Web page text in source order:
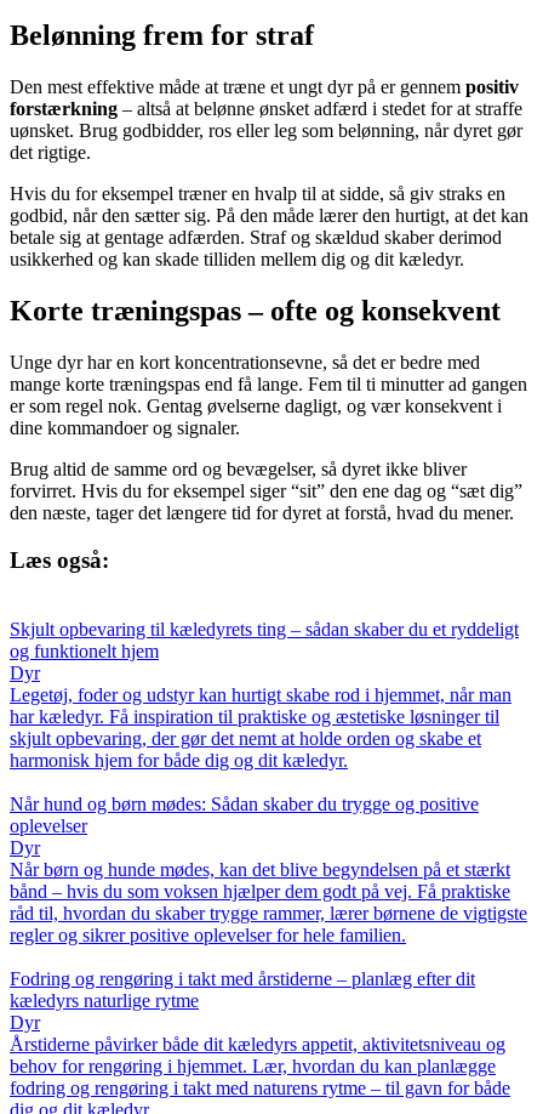
Belønning frem for straf
Den mest effektive måde at træne et ungt dyr på er gennem positiv
forstærkning – altså at belønne ønsket adfærd i stedet for at straffe
uønsket. Brug godbidder, ros eller leg som belønning, når dyret gør
det rigtige.
Hvis du for eksempel træner en hvalp til at sidde, så giv straks en
godbid, når den sætter sig. På den måde lærer den hurtigt, at det kan
betale sig at gentage adfærden. Straf og skældud skaber derimod
usikkerhed og kan skade tilliden mellem dig og dit kæledyr.
Korte træningspas – ofte og konsekvent
Unge dyr har en kort koncentrationsevne, så det er bedre med
mange korte træningspas end få lange. Fem til ti minutter ad gangen
er som regel nok. Gentag øvelserne dagligt, og vær konsekvent i
dine kommandoer og signaler.
Brug altid de samme ord og bevægelser, så dyret ikke bliver
forvirret. Hvis du for eksempel siger “sit” den ene dag og “sæt dig”
den næste, tager det længere tid for dyret at forstå, hvad du mener.
Læs også:
Skjult opbevaring til kæledyrets ting – sådan skaber du et ryddeligt
og funktionelt hjem
Dyr
Legetøj, foder og udstyr kan hurtigt skabe rod i hjemmet, når man
har kæledyr. Få inspiration til praktiske og æstetiske løsninger til
skjult opbevaring, der gør det nemt at holde orden og skabe et
harmonisk hjem for både dig og dit kæledyr.
Når hund og børn mødes: Sådan skaber du trygge og positive
oplevelser
Dyr
Når børn og hunde mødes, kan det blive begyndelsen på et stærkt
bånd – hvis du som voksen hjælper dem godt på vej. Få praktiske
råd til, hvordan du skaber trygge rammer, lærer børnene de vigtigste
regler og sikrer positive oplevelser for hele familien.
Fodring og rengøring i takt med årstiderne – planlæg efter dit
kæledyrs naturlige rytme
Dyr
Årstiderne påvirker både dit kæledyrs appetit, aktivitetsniveau og
behov for rengøring i hjemmet. Lær, hvordan du kan planlægge
fodring og rengøring i takt med naturens rytme – til gavn for både
dig og dit kæledyr.